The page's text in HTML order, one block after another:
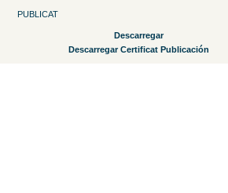
PUBLICAT
Descarregar
Descarregar Certificat Publicación